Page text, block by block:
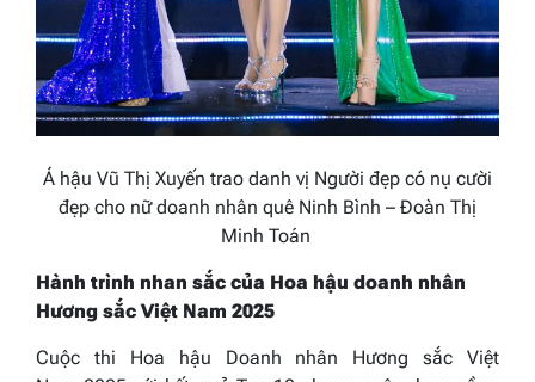
Á hậu Vũ Thị Xuyến trao danh vị Người đẹp có nụ cười
đẹp cho nữ doanh nhân quê Ninh Bình – Đoàn Thị
Minh Toán
Hành trình nhan sắc của Hoa hậu doanh nhân
Hương sắc Việt Nam 2025
Cuộc thi Hoa hậu Doanh nhân Hương sắc Việt